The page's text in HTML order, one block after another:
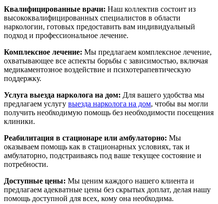
Квалифицированные врачи: Наш коллектив состоит из
высококвалифицированных специалистов в области
наркологии, готовых предоставить вам индивидуальный
подход и профессиональное лечение.
Комплексное лечение: Мы предлагаем комплексное лечение,
охватывающее все аспекты борьбы с зависимостью, включая
медикаментозное воздействие и психотерапевтическую
поддержку.
Услуга выезда нарколога на дом: Для вашего удобства мы
предлагаем услугу выезда нарколога на дом, чтобы вы могли
получить необходимую помощь без необходимости посещения
клиники.
Реабилитация в стационаре или амбулаторно: Мы
оказываем помощь как в стационарных условиях, так и
амбулаторно, подстраиваясь под ваше текущее состояние и
потребности.
Доступные цены: Мы ценим каждого нашего клиента и
предлагаем адекватные цены без скрытых доплат, делая нашу
помощь доступной для всех, кому она необходима.